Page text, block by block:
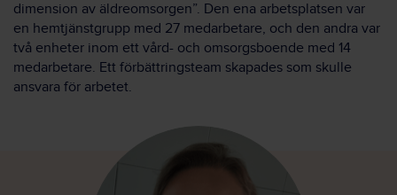
dimension av äldreomsorgen”. Den ena arbetsplatsen var
en hemtjänstgrupp med 27 medarbetare, och den andra var
två enheter inom ett vård- och omsorgsboende med 14
medarbetare. Ett förbättringsteam skapades som skulle
ansvara för arbetet.